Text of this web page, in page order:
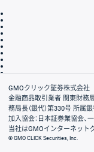
会社案内
GMOクリック証券株式会社
金融商品取引業者 関東財務
務局長（銀代）第330号 所属
加入協会：日本証券業協会、
当社はGMOインターネット
© GMO CLICK Securities, Inc.